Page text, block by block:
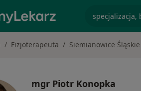
Fizjoterapeuta Siemianowice Śląskie
mgr Piotr Konopka